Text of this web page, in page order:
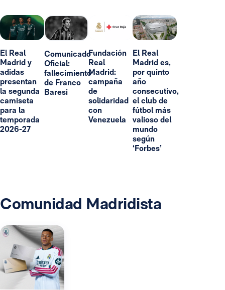
El Real
Madrid y
adidas
presentan
la segunda
camiseta
para la
temporada
2026-27
Comunicado
Oficial:
fallecimiento
de Franco
Baresi
Fundación
Real
Madrid:
campaña
de
solidaridad
con
Venezuela
El Real
Madrid es,
por quinto
año
consecutivo,
el club de
fútbol más
valioso del
mundo
según
‘Forbes’
Comunidad Madridista